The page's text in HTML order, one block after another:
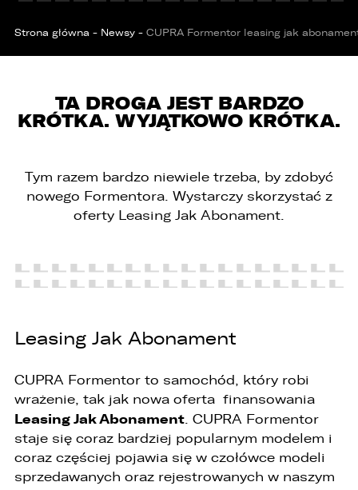
Strona główna - Newsy - CUPRA Formentor leasing jak
TA DROGA JEST BARDZO
KRÓTKA. WYJĄTKOWO KRÓTKA.
Tym razem bardzo niewiele trzeba, by zdobyć
nowego Formentora. Wystarczy skorzystać z
oferty Leasing Jak Abonament.
Leasing Jak Abonament
CUPRA Formentor to samochód, który robi
wrażenie, tak jak nowa oferta finansowania
Leasing Jak Abonament. CUPRA Formentor
staje się coraz bardziej popularnym modelem i
coraz częściej pojawia się w czołówce modeli
sprzedawanych oraz rejestrowanych w naszym
W porównywarce mogą znajdować się
Audi Q7 45 TDI quattro.
ZASTĄP
ZASTĄP
Wybierz gdzie chcesz udostępnić ofertę.
FACEBOOK
WHATSAPP
EMAIL